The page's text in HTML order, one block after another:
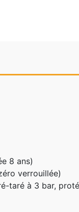
8 ans)
verrouillée)
taré à 3 bar,